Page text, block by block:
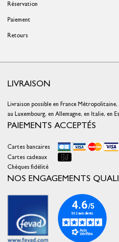
Réservation
Paiement
Retours
LIVRAISON
Livraison possible en France Métropolitaine,
au Luxembourg, en Allemagne, en Italie, en
PAIEMENTS ACCEPTÉS
Cartes bancaires
Cartes cadeaux
Chèques fidélité
NOS ENGAGEMENTS